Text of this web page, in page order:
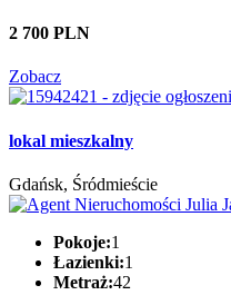
2 700 PLN
Zobacz
lokal mieszkalny
Gdańsk, Śródmieście
Pokoje:1
Łazienki:1
Metraż:42